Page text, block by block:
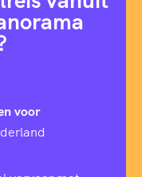
voor